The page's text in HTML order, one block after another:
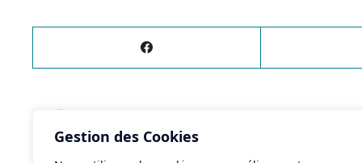
Gestion des Cookies
ÉVÈNEMENT PRÉCÉDENT